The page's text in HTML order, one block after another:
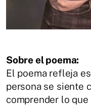
Sobre el poema:
El poema refleja
persona se siente
comprender lo